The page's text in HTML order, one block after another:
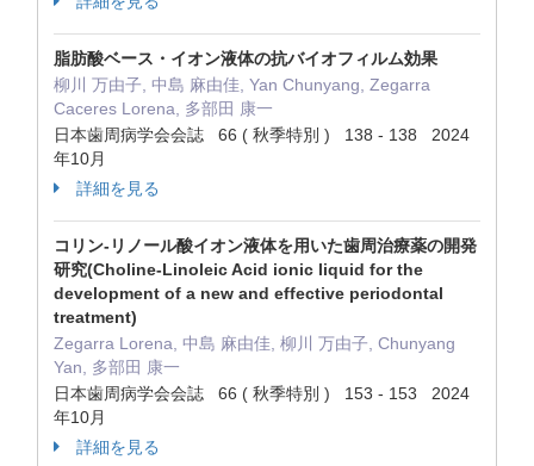
脂肪酸ベース・イオン液体の抗バイオフィルム効果
柳川 万由子, 中島 麻由佳, Yan Chunyang, Zegarra
Caceres Lorena, 多部田 康一
日本歯周病学会会誌 66 ( 秋季特別 ) 138 - 138 2024
年10月
詳細を見る
コリン-リノール酸イオン液体を用いた歯周治療薬の開発
研究(Choline-Linoleic Acid ionic liquid for the
development of a new and effective periodontal
treatment)
Zegarra Lorena, 中島 麻由佳, 柳川 万由子, Chunyang
Yan, 多部田 康一
日本歯周病学会会誌 66 ( 秋季特別 ) 153 - 153 2024
年10月
詳細を見る